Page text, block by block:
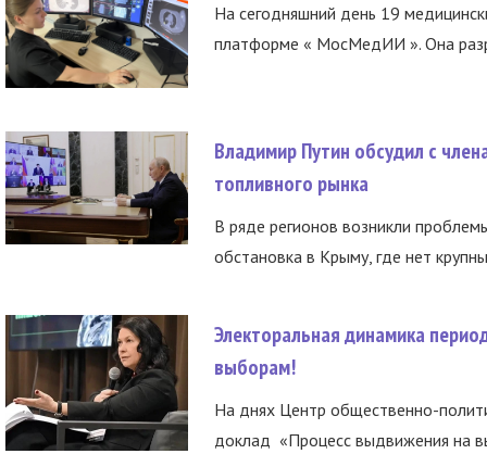
На сегодняшний день 19
платформе « МосМедИИ ». Она
Владимир Путин обсудил с
топливного рынка
В ряде регионов возникли
обстановка в Крыму, где нет
Электоральная динамика
выборам!
На днях Центр общественно-
доклад «Процесс выдвижения на